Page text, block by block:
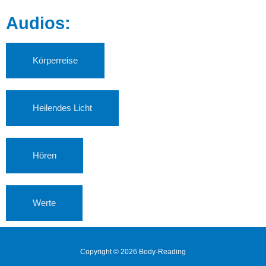
Audios:
Körperreise
Heilendes Licht
Hören
Werte
Copyright © 2026 Body-Reading